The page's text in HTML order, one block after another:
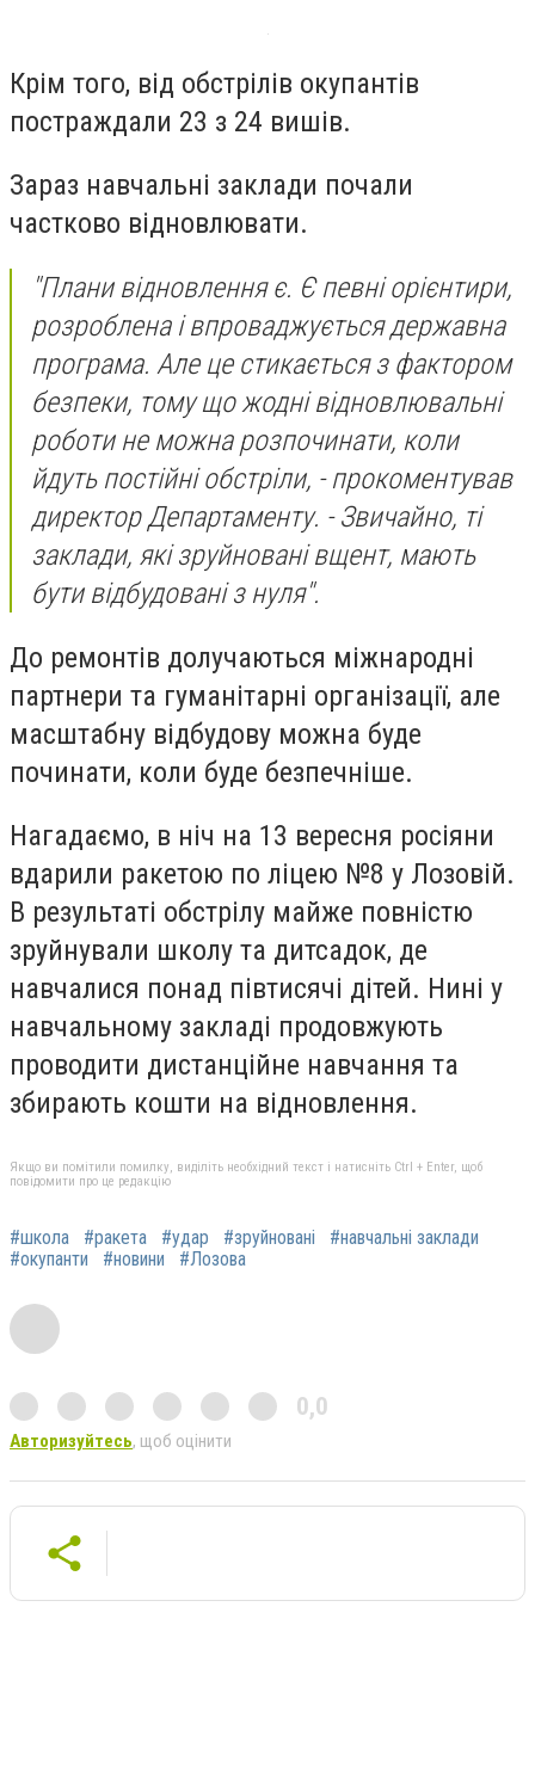
Крім того, від обстрілів окупантів
постраждали 23 з 24 вишів.
Зараз навчальні заклади почали
частково відновлювати.
"Плани відновлення є. Є певні орієнтири,
розроблена і впроваджується державна
програма. Але це стикається з фактором
безпеки, тому що жодні відновлювальні
роботи не можна розпочинати, коли
йдуть постійні обстріли, - прокоментував
директор Департаменту. - Звичайно, ті
заклади, які зруйновані вщент, мають
бути відбудовані з нуля".
До ремонтів долучаються міжнародні
партнери та гуманітарні організації, але
масштабну відбудову можна буде
починати, коли буде безпечніше.
Нагадаємо, в ніч на 13 вересня росіяни
вдарили ракетою по ліцею №8 у Лозовій.
В результаті обстрілу майже повністю
зруйнували школу та дитсадок, де
навчалися понад півтисячі дітей. Нині у
навчальному закладі продовжують
проводити дистанційне навчання та
збирають кошти на відновлення.
Якщо ви помітили помилку, виділіть необхідний текст і натисніть Ctrl + Enter, щоб
повідомити про це редакцію
#школа #ракета #удар #зруйновані
#навчальні заклади
#окупанти
#новини #Лозова
0,0
Авторизуйтесь, щоб оцінити